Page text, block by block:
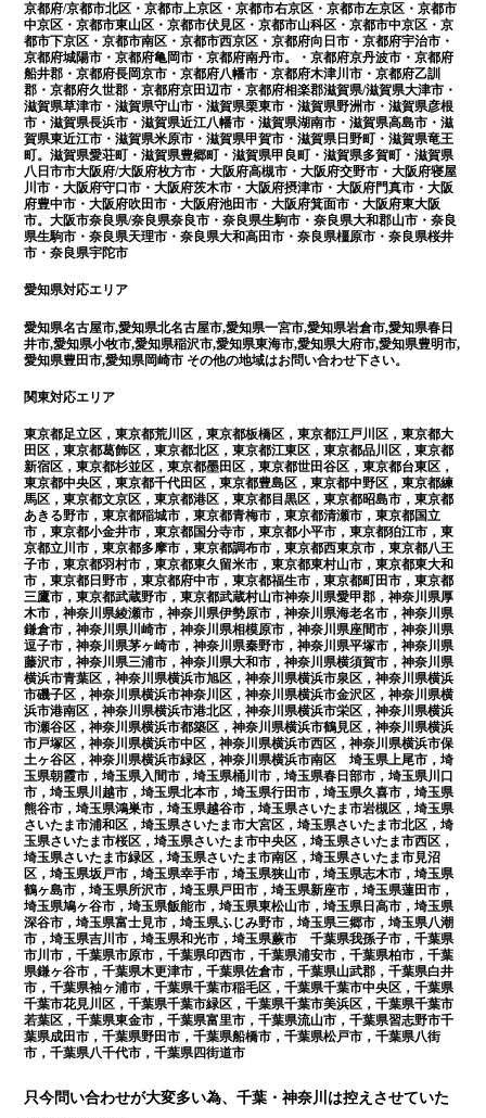
京都府/京都市北区・京都市上京区・京都市右京区・京都市左京区・京都市
中京区・京都市東山区・京都市伏見区・京都市山科区・京都市中京区・京
都市下京区・京都市南区・京都市西京区・京都府向日市・京都府宇治市・
京都府城陽市・京都府亀岡市・京都府南丹市。・京都府京丹波市・京都府
船井郡・京都府長岡京市・京都府八幡市・京都府木津川市・京都府乙訓
郡・京都府久世郡・京都府京田辺市・京都府相楽郡滋賀県/滋賀県大津市・
滋賀県草津市・滋賀県守山市・滋賀県栗東市・滋賀県野洲市・滋賀県彦根
市・滋賀県長浜市・滋賀県近江八幡市・滋賀県湖南市・滋賀県高島市・滋
賀県東近江市・滋賀県米原市・滋賀県甲賀市・滋賀県日野町・滋賀県竜王
町。滋賀県愛荘町・滋賀県豊郷町・滋賀県甲良町・滋賀県多賀町・滋賀県
八日市市大阪府/大阪府枚方市・大阪府高槻市・大阪府交野市・大阪府寝屋
川市・大阪府守口市・大阪府茨木市・大阪府摂津市・大阪府門真市・大阪
府豊中市・大阪府吹田市・大阪府池田市・大阪府箕面市・大阪府東大阪
市。大阪市奈良県/奈良県奈良市・奈良県生駒市・奈良県大和郡山市・奈良
県生駒市・奈良県天理市・奈良県大和高田市・奈良県橿原市・奈良県桜井
市・奈良県宇陀市
愛知県対応エリア
愛知県名古屋市,愛知県北名古屋市,愛知県一宮市,愛知県岩倉市,愛知県春日
井市,愛知県小牧市,愛知県稲沢市,愛知県東海市,愛知県大府市,愛知県豊明市,
愛知県豊田市,愛知県岡崎市 その他の地域はお問い合わせ下さい。
関東対応エリア
東京都足立区，東京都荒川区，東京都板橋区，東京都江戸川区，東京都大
田区，東京都葛飾区，東京都北区，東京都江東区，東京都品川区，東京都
新宿区，東京都杉並区，東京都墨田区，東京都世田谷区，東京都台東区，
東京都中央区，東京都千代田区，東京都豊島区，東京都中野区，東京都練
馬区，東京都文京区，東京都港区，東京都目黒区，東京都昭島市，東京都
あきる野市，東京都稲城市，東京都青梅市，東京都清瀬市，東京都国立
市，東京都小金井市，東京都国分寺市，東京都小平市，東京都狛江市，東
京都立川市，東京都多摩市，東京都調布市，東京都西東京市，東京都八王
子市，東京都羽村市，東京都東久留米市，東京都東村山市，東京都東大和
市，東京都日野市，東京都府中市，東京都福生市，東京都町田市，東京都
三鷹市，東京都武蔵野市，東京都武蔵村山市神奈川県愛甲郡，神奈川県厚
木市，神奈川県綾瀬市，神奈川県伊勢原市，神奈川県海老名市，神奈川県
鎌倉市，神奈川県川崎市，神奈川県相模原市，神奈川県座間市，神奈川県
逗子市，神奈川県茅ヶ崎市，神奈川県秦野市，神奈川県平塚市，神奈川県
藤沢市，神奈川県三浦市，神奈川県大和市，神奈川県横須賀市，神奈川県
横浜市青葉区，神奈川県横浜市旭区，神奈川県横浜市泉区，神奈川県横浜
市磯子区，神奈川県横浜市神奈川区，神奈川県横浜市金沢区，神奈川県横
浜市港南区，神奈川県横浜市港北区，神奈川県横浜市栄区，神奈川県横浜
市瀬谷区，神奈川県横浜市都築区，神奈川県横浜市鶴見区，神奈川県横浜
市戸塚区，神奈川県横浜市中区，神奈川県横浜市西区，神奈川県横浜市保
土ヶ谷区，神奈川県横浜市緑区，神奈川県横浜市南区 埼玉県上尾市，埼
玉県朝霞市，埼玉県入間市，埼玉県桶川市，埼玉県春日部市，埼玉県川口
市，埼玉県川越市，埼玉県北本市，埼玉県行田市，埼玉県久喜市，埼玉県
熊谷市，埼玉県鴻巣市，埼玉県越谷市，埼玉県さいたま市岩槻区，埼玉県
さいたま市浦和区，埼玉県さいたま市大宮区，埼玉県さいたま市北区，埼
玉県さいたま市桜区，埼玉県さいたま市中央区，埼玉県さいたま市西区，
埼玉県さいたま市緑区，埼玉県さいたま市南区，埼玉県さいたま市見沼
区，埼玉県坂戸市，埼玉県幸手市，埼玉県狭山市，埼玉県志木市，埼玉県
鶴ヶ島市，埼玉県所沢市，埼玉県戸田市，埼玉県新座市，埼玉県蓮田市，
埼玉県鳩ヶ谷市，埼玉県飯能市，埼玉県東松山市，埼玉県日高市，埼玉県
深谷市，埼玉県富士見市，埼玉県ふじみ野市，埼玉県三郷市，埼玉県八潮
市，埼玉県吉川市，埼玉県和光市，埼玉県蕨市 千葉県我孫子市，千葉県
市川市，千葉県市原市，千葉県印西市，千葉県浦安市，千葉県柏市，千葉
県鎌ヶ谷市，千葉県木更津市，千葉県佐倉市，千葉県山武郡，千葉県白井
市，千葉県袖ヶ浦市，千葉県千葉市稲毛区，千葉県千葉市中央区，千葉県
千葉市花見川区，千葉県千葉市緑区，千葉県千葉市美浜区，千葉県千葉市
若葉区，千葉県東金市，千葉県富里市，千葉県流山市，千葉県習志野市千
葉県成田市，千葉県野田市，千葉県船橋市，千葉県松戸市，千葉県八街
市，千葉県八千代市，千葉県四街道市
只今問い合わせが大変多い為、千葉・神奈川は控えさせていた